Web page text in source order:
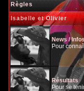
Règles
Isabelle et Olivier
News /
Pour
Résultats
Pour se